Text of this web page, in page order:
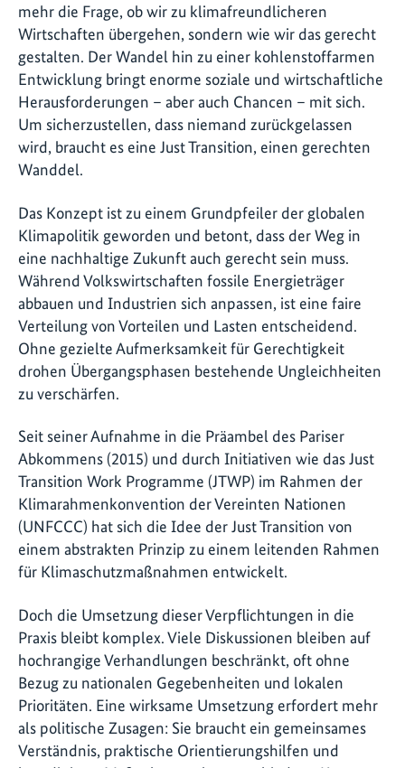
mehr die Frage, ob wir zu klimafreundlicheren
Wirtschaften übergehen, sondern wie wir das gerecht
gestalten. Der Wandel hin zu einer kohlenstoffarmen
Entwicklung bringt enorme soziale und wirtschaftliche
Herausforderungen – aber auch Chancen – mit sich.
Um sicherzustellen, dass niemand zurückgelassen
wird, braucht es eine Just Transition, einen gerechten
Wanddel.
Das Konzept ist zu einem Grundpfeiler der globalen
Klimapolitik geworden und betont, dass der Weg in
eine nachhaltige Zukunft auch gerecht sein muss.
Während Volkswirtschaften fossile Energieträger
abbauen und Industrien sich anpassen, ist eine faire
Verteilung von Vorteilen und Lasten entscheidend.
Ohne gezielte Aufmerksamkeit für Gerechtigkeit
drohen Übergangsphasen bestehende Ungleichheiten
zu verschärfen.
Seit seiner Aufnahme in die Präambel des Pariser
Abkommens (2015) und durch Initiativen wie das Just
Transition Work Programme (JTWP) im Rahmen der
Klimarahmenkonvention der Vereinten Nationen
(UNFCCC) hat sich die Idee der Just Transition von
einem abstrakten Prinzip zu einem leitenden Rahmen
für Klimaschutzmaßnahmen entwickelt.
Doch die Umsetzung dieser Verpflichtungen in die
Praxis bleibt komplex. Viele Diskussionen bleiben auf
hochrangige Verhandlungen beschränkt, oft ohne
Bezug zu nationalen Gegebenheiten und lokalen
Prioritäten. Eine wirksame Umsetzung erfordert mehr
als politische Zusagen: Sie braucht ein gemeinsames
Verständnis, praktische Orientierungshilfen und